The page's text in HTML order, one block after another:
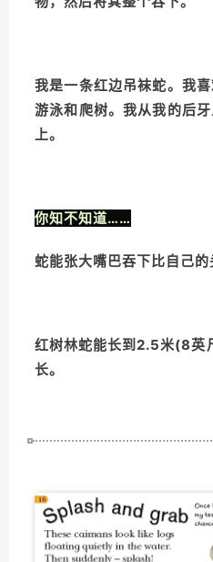
我是一条红边吊袜蛇。我
游泳和爬树。我从我的后
上。
你知不知道……
蛇能张大嘴巴吞下比自己
红树林蛇能长到2.5米(8英
长。